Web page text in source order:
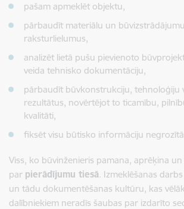
pašam apmeklēt objektu,
pārbaudīt materiālu un
raksturlielumus,
analizēt lietā pušu pievienoto
veida tehnisko dokumentāciju,
pārbaudīt būvkonstrukciju, tehnoloģiju
rezultātus, novērtējot to ticamību,
kvalitāti,
fiksēt visu būtisko informāciju
Viss, ko būvinženieris pamana, aprēķina
par pierādījumu tiesā. Izmeklēšanas
un tādu dokumentēšanas kultūru, kas
dalībniekiem neradīs šaubas par izdarīto